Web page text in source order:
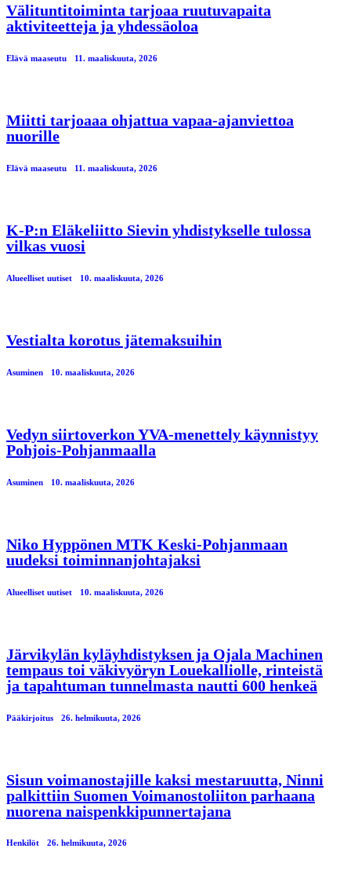
Välituntitoiminta tarjoaa ruutuvapaita
aktiviteetteja ja yhdessäoloa
Elävä maaseutu 11. maaliskuuta, 2026
Miitti tarjoaaa ohjattua vapaa-ajanviettoa
nuorille
Elävä maaseutu 11. maaliskuuta, 2026
K-P:n Eläkeliitto Sievin yhdistykselle tulossa
vilkas vuosi
Alueelliset uutiset 10. maaliskuuta, 2026
Vestialta korotus jätemaksuihin
Asuminen 10. maaliskuuta, 2026
Vedyn siirtoverkon YVA-menettely käynnistyy
Pohjois-Pohjanmaalla
Asuminen 10. maaliskuuta, 2026
Niko Hyppönen MTK Keski-Pohjanmaan
uudeksi toiminnanjohtajaksi
Alueelliset uutiset 10. maaliskuuta, 2026
Järvikylän kyläyhdistyksen ja Ojala Machinen
tempaus toi väkivyöryn Louekalliolle, rinteistä
ja tapahtuman tunnelmasta nautti 600 henkeä
Pääkirjoitus 26. helmikuuta, 2026
Sisun voimanostajille kaksi mestaruutta, Ninni
palkittiin Suomen Voimanostoliiton parhaana
nuorena naispenkkipunnertajana
Henkilöt 26. helmikuuta, 2026